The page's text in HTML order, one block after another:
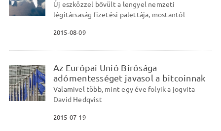
Új eszközzel bővült a lengyel nemzeti
légitársaság fizetési palettája, mostantól
2015-08-09
Az Európai Unió Bírósága
adómentességet javasol a bitcoinnak
Valamivel több, mint egy éve folyik a jogvita
David Hedqvist
2015-07-19